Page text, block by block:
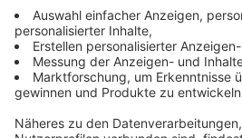
werden, um den Nutzer zu
verfolgen) oder auch
angestellt werden."